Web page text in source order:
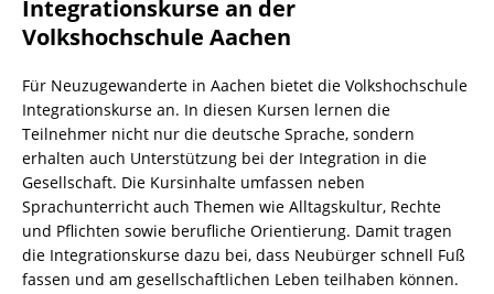
Integrationskurse an der
Volkshochschule Aachen
Für Neuzugewanderte in Aachen bietet die Volkshochschule
Integrationskurse an. In diesen Kursen lernen die
Teilnehmer nicht nur die deutsche Sprache, sondern
erhalten auch Unterstützung bei der Integration in die
Gesellschaft. Die Kursinhalte umfassen neben
Sprachunterricht auch Themen wie Alltagskultur, Rechte
und Pflichten sowie berufliche Orientierung. Damit tragen
die Integrationskurse dazu bei, dass Neubürger schnell Fuß
fassen und am gesellschaftlichen Leben teilhaben können.